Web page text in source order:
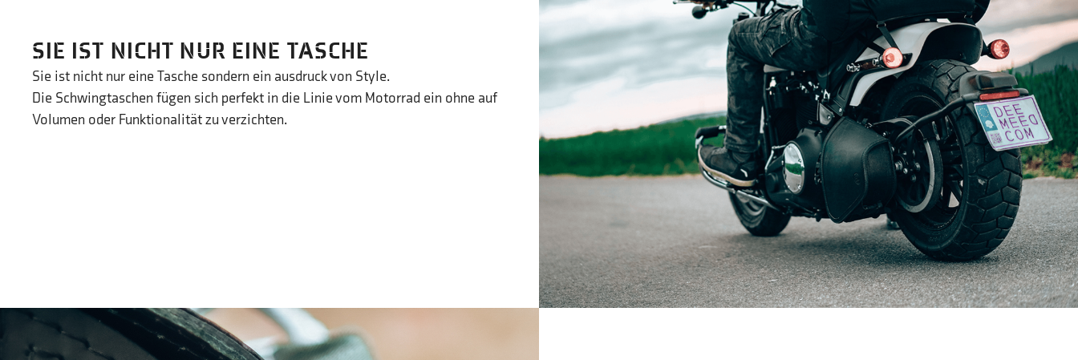
SIE IST NICHT NUR EINE TASCHE
Sie ist nicht nur eine Tasche sondern ein ausdruck von Style.
Die Schwingtaschen fügen sich perfekt in die Linie vom Motorrad ein ohne auf
Volumen oder Funktionalität zu verzichten.